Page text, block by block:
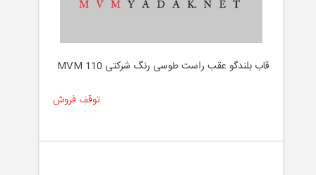
قاب بلندگو عقب راست طوسی رنگ شرکتی MVM 110
توقف فروش